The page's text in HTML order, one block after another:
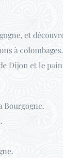
et
à colombages.
Dijon et le